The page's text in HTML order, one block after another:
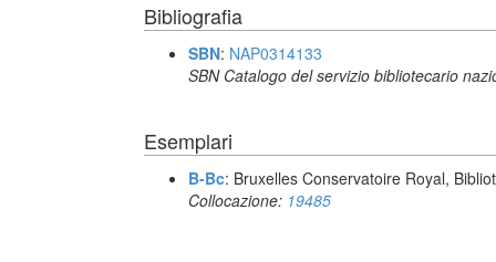
Bibliografia
SBN: NAP0314133
SBN Catalogo del servizio bibliotecario
Esemplari
B-Bc: Bruxelles Conservatoire Royal,
Collocazione: 19485